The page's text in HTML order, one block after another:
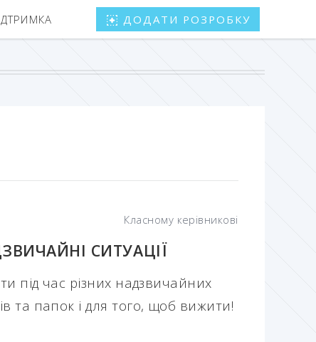
ДОДАТИ РОЗРОБКУ
Класному керівникові
СИТУАЦІЇ
під час різних надзвичайних
та папок і для того, щоб вижити!